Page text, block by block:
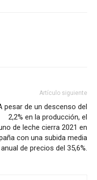
Artículo siguiente
pesar de un descenso del
2,2% en la producción, el
de leche cierra 2021 en
con una subida media
anual de precios del 35,6%.